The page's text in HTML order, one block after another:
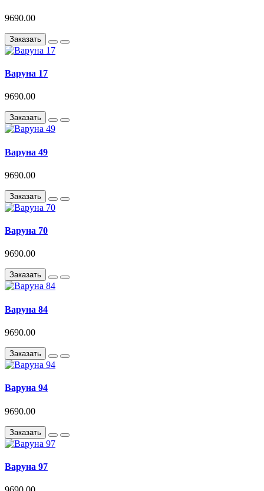
9690.00
Заказать
Варуна 17
9690.00
Заказать
Варуна 49
9690.00
Заказать
Варуна 70
9690.00
Заказать
Варуна 84
9690.00
Заказать
Варуна 94
9690.00
Заказать
Варуна 97